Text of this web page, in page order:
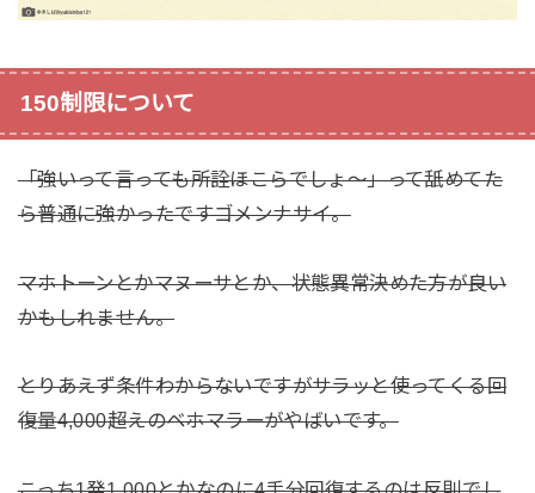
150制限について
「強いって言っても所詮ほこらでしょ〜」って舐めてた
ら普通に強かったですゴメンナサイ。
マホトーンとかマヌーサとか、状態異常決めた方が良い
かもしれません。
とりあえず条件わからないですがサラッと使ってくる回
復量4,000超えのベホマラーがやばいです。